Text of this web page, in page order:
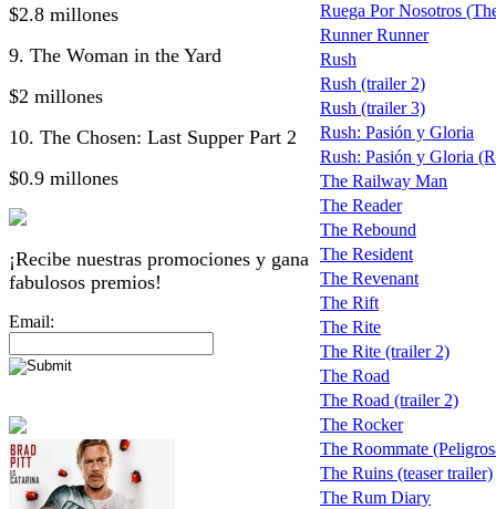
$2.8 millones
9. The Woman in the Yard
$2 millones
10. The Chosen: Last Supper Part 2
$0.9 millones
¡Recibe nuestras promociones y gana
fabulosos premios!
Email:
Ruega Por Nosotros
Runner Runner
Rush
Rush (trailer 2)
Rush (trailer 3)
Rush: Pasión y Gloria
Rush: Pasión y Gloria
The Railway Man
The Reader
The Rebound
The Resident
The Revenant
The Rift
The Rite
The Rite (trailer 2)
The Road
The Road (trailer 2)
The Rocker
The Roommate
The Ruins (teaser trailer)
The Rum Diary